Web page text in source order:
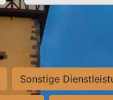
Sonstige